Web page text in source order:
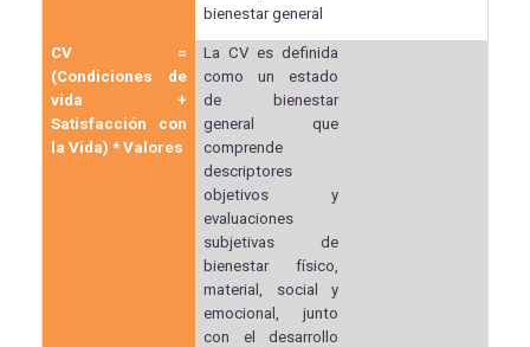
bienestar general
CV =
(Condiciones de
vida +
Satisfacción con
la Vida) * Valores
La CV es definida
como un estado
de bienestar
general que
comprende
descriptores
objetivos y
evaluaciones
subjetivas de
bienestar físico,
material, social y
emocional, junto
con el desarrollo